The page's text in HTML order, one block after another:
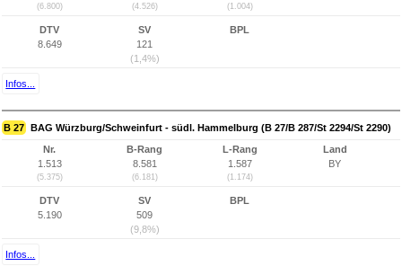
(6.800) (4.526) (1.004)
DTV
8.649
SV
121
(1,4%)
BPL
Infos...
B 27 BAG Würzburg/Schweinfurt - südl. Hammelburg (B 27/B 287/St 2294/St 2290)
Nr.
1.513
(5.375)
B-Rang
8.581
(6.181)
L-Rang
1.587
(1.174)
Land
BY
DTV
5.190
SV
509
(9,8%)
BPL
Infos...